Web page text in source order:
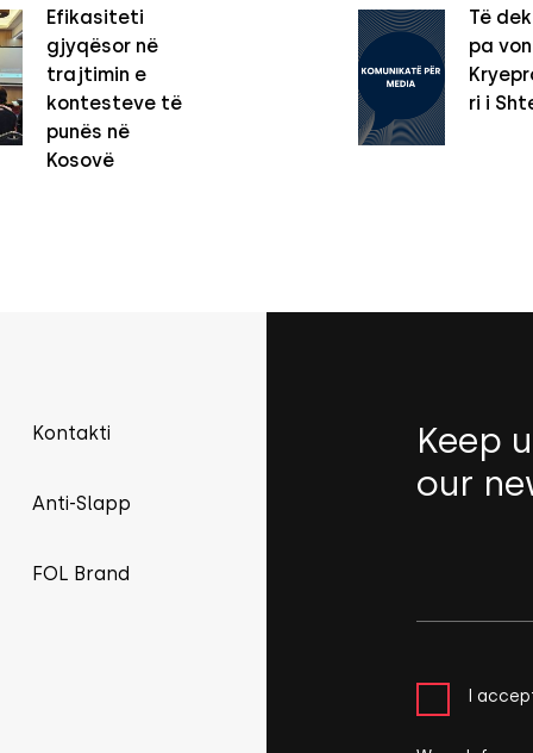
Efikasiteti
gjyqësor në
trajtimin e
kontesteve të
punës në
Kosovë
Të
pa
ri i
Kontakti
Anti-Slapp
FOL Brand
Keep
our
I